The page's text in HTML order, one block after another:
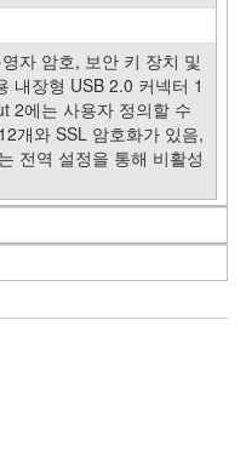
자 암호, 보안 키 장치 및
내장형 USB 2.0 커넥터 1
2에는 사용자 정의할 수
개와 SSL 암호화가 있음,
전역 설정을 통해 비활성